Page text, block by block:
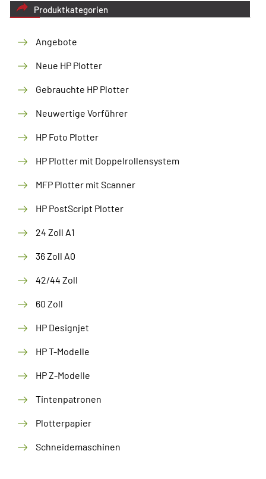
Produktkategorien
Angebote
Neue HP Plotter
Gebrauchte HP Plotter
Neuwertige Vorführer
HP Foto Plotter
HP Plotter mit Doppelrollensystem
MFP Plotter mit Scanner
HP PostScript Plotter
24 Zoll A1
36 Zoll A0
42/44 Zoll
60 Zoll
HP Designjet
HP T-Modelle
HP Z-Modelle
Tintenpatronen
Plotterpapier
Schneidemaschinen